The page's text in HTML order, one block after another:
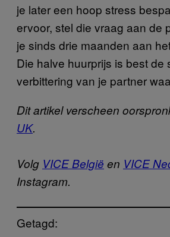
je later een hoop stress
ervoor, stel die vraag aan de
je sinds drie maanden aan
Die halve huurprijs is best de
verbittering van je partner
Dit artikel verscheen
UK.
Volg VICE België en VICE
Instagram.
Getagd: